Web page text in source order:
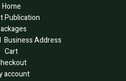
Home
Publication
Business Address
Cart
account